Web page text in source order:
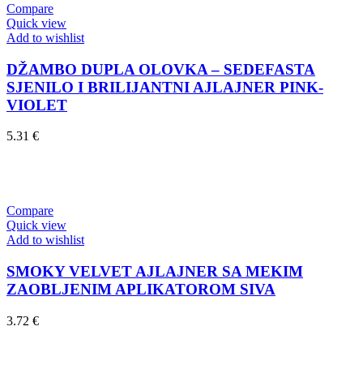
Compare
Quick view
Add to wishlist
DŽAMBO DUPLA OLOVKA – SEDEFASTA
SJENILO I BRILIJANTNI AJLAJNER PINK-
VIOLET
5.31 €
Compare
Quick view
Add to wishlist
SMOKY VELVET AJLAJNER SA MEKIM
ZAOBLJENIM APLIKATOROM SIVA
3.72 €